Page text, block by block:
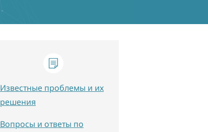
Известные проблемы и их
решения
Вопросы и ответы по